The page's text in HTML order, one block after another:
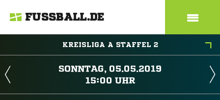
FUSSBALL.DE
KREISLIGA A STAFFEL 2
 
 